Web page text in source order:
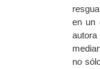
en un
autora
no